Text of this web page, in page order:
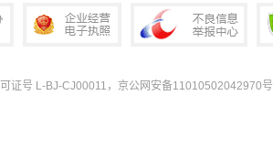
证号 L-BJ-CJ00011，京公网安备11010502042970号